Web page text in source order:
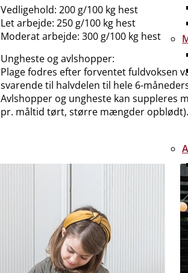
Vedligehold: 200 g/100 kg hest
Let arbejde: 250 g/100 kg hest
Moderat arbejde: 300 g/100 kg hest
Ungheste og avlshopper:
Plage fodres efter forventet fuldvoksen
svarende til halvdelen til hele 6-
Avlshopper og ungheste kan suppleres
pr. måltid tørt, større mængder opblødt).